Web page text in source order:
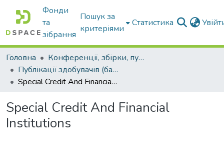
Фонди
та
зібрання
Пошук за
критеріями
Статистика
Головна
Конференції, збірки, публікації молодих вчених і здобувачів : магістрів, бакалаврів, аспірантів.
Публікації здобувачів (бакалаврів. магістрів, аспірантів)
Special Credit And Financial Institutions
Special Credit And Financial
Institutions